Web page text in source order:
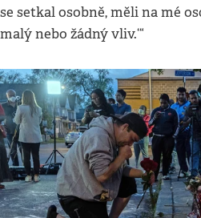
se setkal osobně, měli na mé
malý nebo žádný vliv.‘“